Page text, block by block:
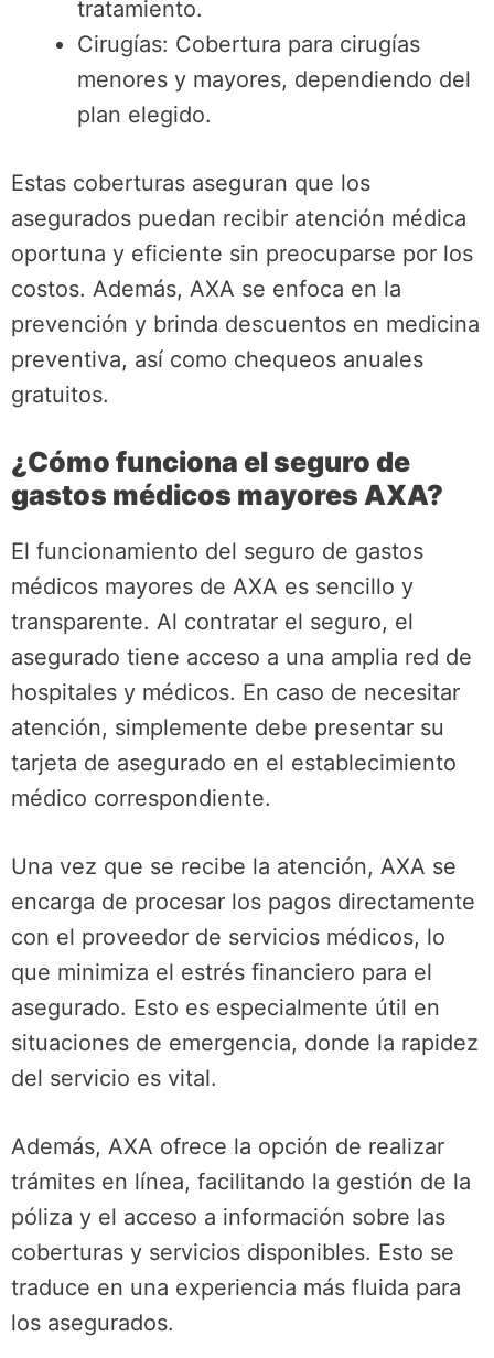
tratamiento.
Cirugías: Cobertura para cirugías
menores y mayores, dependiendo del
plan elegido.
Estas coberturas aseguran que los
asegurados puedan recibir atención médica
oportuna y eficiente sin preocuparse por los
costos. Además, AXA se enfoca en la
prevención y brinda descuentos en medicina
preventiva, así como chequeos anuales
gratuitos.
¿Cómo funciona el seguro de
gastos médicos mayores AXA?
El funcionamiento del seguro de gastos
médicos mayores de AXA es sencillo y
transparente. Al contratar el seguro, el
asegurado tiene acceso a una amplia red de
hospitales y médicos. En caso de necesitar
atención, simplemente debe presentar su
tarjeta de asegurado en el establecimiento
médico correspondiente.
Una vez que se recibe la atención, AXA se
encarga de procesar los pagos directamente
con el proveedor de servicios médicos, lo
que minimiza el estrés financiero para el
asegurado. Esto es especialmente útil en
situaciones de emergencia, donde la rapidez
del servicio es vital.
Además, AXA ofrece la opción de realizar
trámites en línea, facilitando la gestión de la
póliza y el acceso a información sobre las
coberturas y servicios disponibles. Esto se
traduce en una experiencia más fluida para
los asegurados.